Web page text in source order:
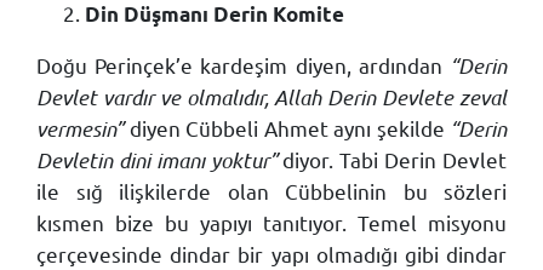
Din Düşmanı Derin Komite
Doğu Perinçek’e kardeşim diyen, ardından “Derin
Devlet vardır ve olmalıdır, Allah Derin Devlete zeval
vermesin”diyen Cübbeli Ahmet aynı şekilde “Derin
Devletin dini imanı yoktur”diyor. Tabi Derin Devlet
ile sığ ilişkilerde olan Cübbelinin bu sözleri
kısmen bize bu yapıyı tanıtıyor. Temel misyonu
çerçevesinde dindar bir yapı olmadığı gibi dindar